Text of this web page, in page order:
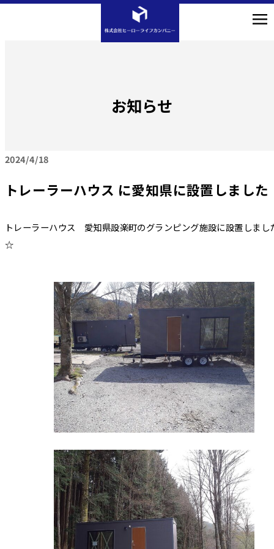
お知らせ
2024 4/18
トレーラーハウス に愛知県に設置しました
トレーラーハウス 愛知県設楽町のグランピング施設に設置しまし
☆